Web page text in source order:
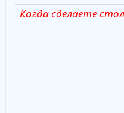
Когда сделаете